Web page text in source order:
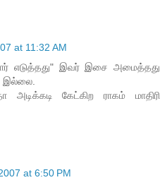
at 11:32 AM
எடுத்தது" இவர் இசை அமைத்தது
இல்லை.
கேட்கிற ராகம் மாதிரி
at 6:50 PM